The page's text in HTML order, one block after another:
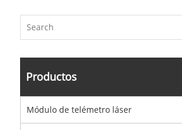
Productos
Módulo de telémetro láser